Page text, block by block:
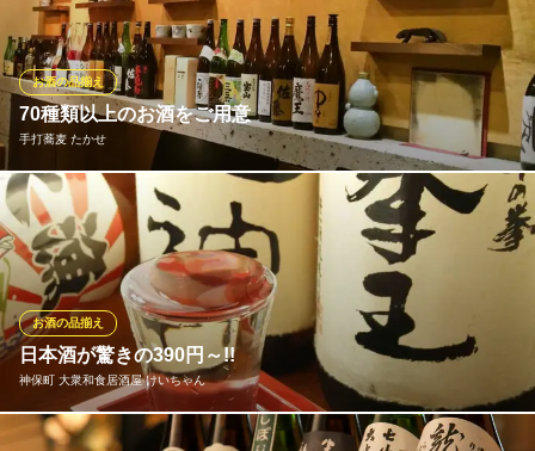
ベルアップを感じさせます。 また、第2第3世代の杜氏たちが牽
引する、新興銘柄も要チェックです！ 夏は生酒、秋はひやおろ
し、冬はしぼりたて、とお料理に合わせて季節を感じてくださ
い。
男前料理 神保町 無花果 ichijiku
☆大人の居酒屋
地下鉄神保町駅A7番出口 徒歩1分
東京都千代田区神田神保町1-9 KMビル1F
70種類以上のお酒をご用意
手打蕎麦 たかせ
お酒の品揃え
日本酒・焼酎・ビールなど種類豊富なお酒を取り揃えておりま
す。日本酒は約20種類、焼酎は約40種類、ビールは全5種類ご用
意しておりますので、お好みのお酒をこころゆくまでお楽しみ頂
けます。他にも、燗酒や梅酒もご用意しております。お蕎麦や和
食と相性抜群のお酒をご堪能ください。
手打蕎麦 たかせ
手打ち蕎麦 和風居酒屋
地下鉄半蔵門線神保町駅A1番出口 徒歩3分
東京都千代田区神田神保町2-21-10 高野ビル1F
日本酒が驚きの390円～!!
神保町 大衆和食居酒屋 けいちゃん
お酒の品揃え